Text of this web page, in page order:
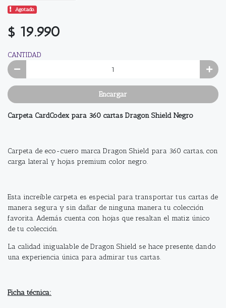
Agotado.
$ 19.990
CANTIDAD
Encargar
Carpeta CardCodex para 360 cartas Dragon Shield Negro
Carpeta de eco-cuero marca Dragon Shield para 360 cartas, con
carga lateral y hojas premium color negro.
Esta increíble carpeta es especial para transportar tus cartas de
manera segura y sin dañar de ninguna manera tu colección
favorita. Además cuenta con hojas que resaltan el matiz único
de tu colección.
La calidad inigualable de Dragon Shield se hace presente, dando
una experiencia única para admirar tus cartas.
Ficha técnica: